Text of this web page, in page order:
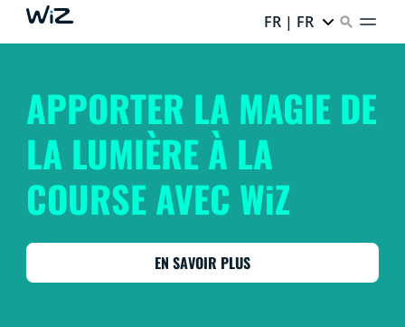
FR | FR
APPORTER LA MAGIE DE
LA LUMIÈRE À LA
COURSE AVEC WiZ
EN SAVOIR PLUS